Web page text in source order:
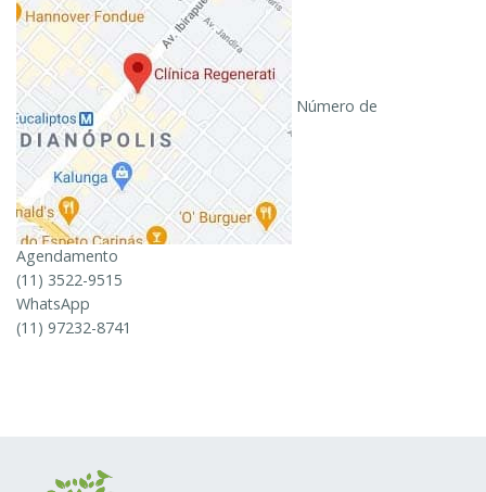
Número de
Agendamento
(11) 3522-9515
WhatsApp
(11) 97232-8741